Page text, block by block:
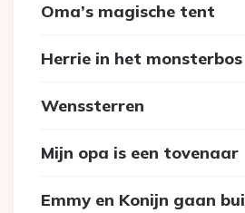
Oma’s magische tent
Herrie in het monsterbos
Wenssterren
Mijn opa is een tovenaar
Emmy en Konijn gaan